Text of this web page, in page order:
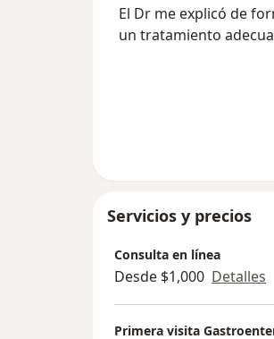
El Dr me explicó de
un tratamiento
Servicios y precios
Consulta en línea
Desde $1,000 Detalles
Primera visita